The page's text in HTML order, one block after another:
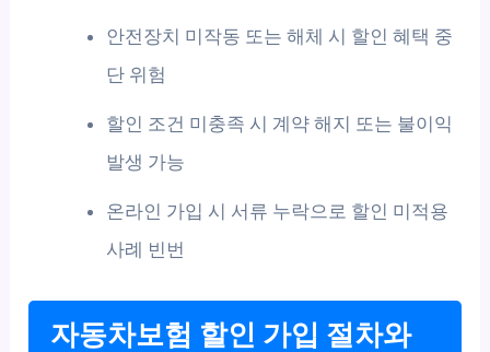
안전장치 미작동 또는 해체 시 할인 혜택 중
단 위험
할인 조건 미충족 시 계약 해지 또는 불이익
발생 가능
온라인 가입 시 서류 누락으로 할인 미적용
사례 빈번
자동차보험 할인 가입 절차와